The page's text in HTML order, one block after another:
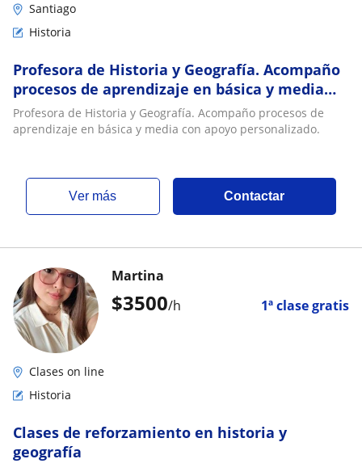
Santiago
Historia
Profesora de Historia y Geografía. Acompaño
procesos de aprendizaje en básica y media
con apoyo personalizado
Profesora de Historia y Geografía. Acompaño procesos de
aprendizaje en básica y media con apoyo personalizado.
ver más Contactar
$3500/h 1ª clase gratis
Martina
Clases on line
Historia
Clases de reforzamiento en historia y
geografía